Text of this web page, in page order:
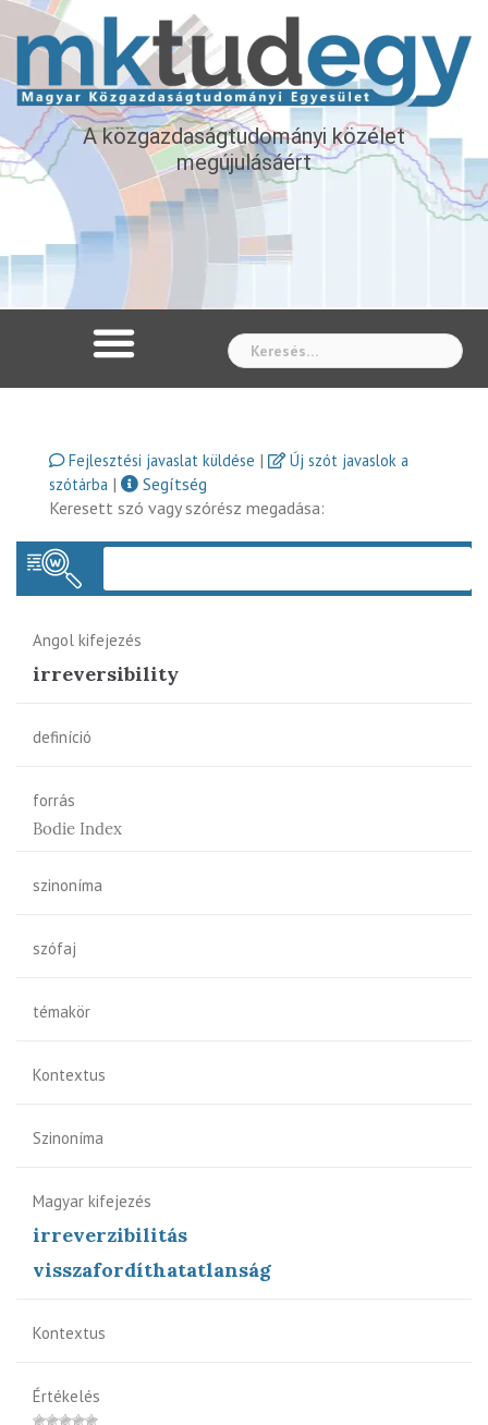
A közgazdaságtudományi közélet
megújulásáért
Fejlesztési javaslat küldése |
Új szót javaslok a
szótárba |
Segítség
Keresett szó vagy szórész megadása:
Angol kifejezés
irreversibility
definíció
forrás
Bodie Index
szinoníma
szófaj
témakör
Kontextus
Szinoníma
Magyar kifejezés
irreverzibilitás
visszafordíthatatlanság
Kontextus
Értékelés